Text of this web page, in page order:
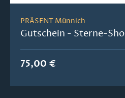
PRÄSENT Münnich
Gutschein - Sterne-
75,00 €